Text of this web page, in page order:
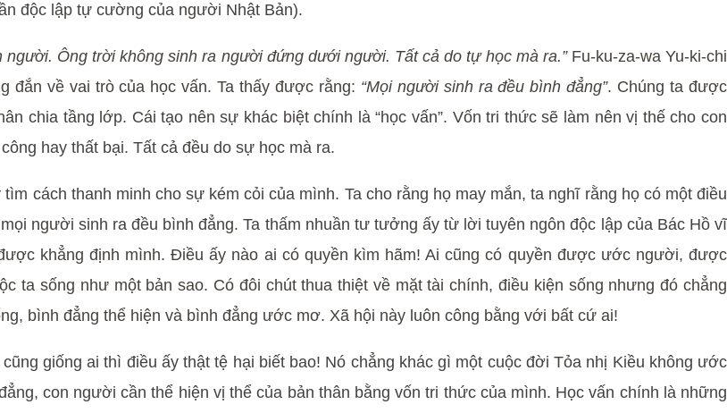
độc lập tự cường của người Nhật Bản).
Ông trời không sinh ra người đứng dưới người. Tất cả do tự học mà ra.”Fu-ku-za-wa Yu-ki-chi
đắn về vai trò của học vấn. Ta thấy được rằng: “Mọi người sinh ra đều bình đẳng”. Chúng ta được
chia tầng lớp. Cái tạo nên sự khác biệt chính là “học vấn”. Vốn tri thức sẽ làm nên vị thế cho con
hay thất bại. Tất cả đều do sự học mà ra.
cách thanh minh cho sự kém cỏi của mình. Ta cho rằng họ may mắn, ta nghĩ rằng họ có một điều
người sinh ra đều bình đẳng. Ta thấm nhuần tư tưởng ấy từ lời tuyên ngôn độc lập của Bác Hồ vĩ
khẳng định mình. Điều ấy nào ai có quyền kìm hãm! Ai cũng có quyền được ước người, được
ta sống như một bản sao. Có đôi chút thua thiệt về mặt tài chính, điều kiện sống nhưng đó chẳng
bình đẳng thể hiện và bình đẳng ước mơ. Xã hội này luôn công bằng với bất cứ ai!
giống ai thì điều ấy thật tệ hại biết bao! Nó chẳng khác gì một cuộc đời Tỏa nhị Kiều không ước
con người cần thể hiện vị thể của bản thân bằng vốn tri thức của mình. Học vấn chính là những